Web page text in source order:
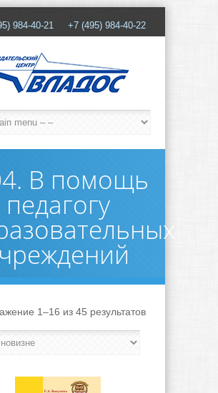
984-40-21 +7 (495) 984-40-22
В помощь
педагогу
1–16 из 45 результатов